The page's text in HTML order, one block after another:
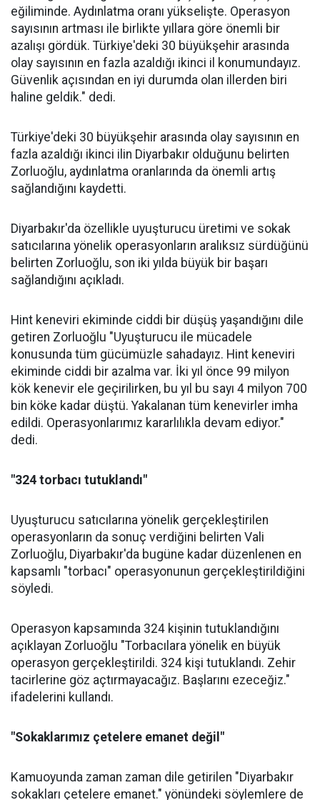
eğiliminde. Aydınlatma oranı yükselişte. Operasyon
sayısının artması ile birlikte yıllara göre önemli bir
azalışı gördük. Türkiye'deki 30 büyükşehir arasında
olay sayısının en fazla azaldığı ikinci il konumundayız.
Güvenlik açısından en iyi durumda olan illerden biri
haline geldik." dedi.
Türkiye'deki 30 büyükşehir arasında olay sayısının en
fazla azaldığı ikinci ilin Diyarbakır olduğunu belirten
Zorluoğlu, aydınlatma oranlarında da önemli artış
sağlandığını kaydetti.
Diyarbakır'da özellikle uyuşturucu üretimi ve sokak
satıcılarına yönelik operasyonların aralıksız sürdüğünü
belirten Zorluoğlu, son iki yılda büyük bir başarı
sağlandığını açıkladı.
Hint keneviri ekiminde ciddi bir düşüş yaşandığını dile
getiren Zorluoğlu "Uyuşturucu ile mücadele
konusunda tüm gücümüzle sahadayız. Hint keneviri
ekiminde ciddi bir azalma var. İki yıl önce 99 milyon
kök kenevir ele geçirilirken, bu yıl bu sayı 4 milyon 700
bin köke kadar düştü. Yakalanan tüm kenevirler imha
edildi. Operasyonlarımız kararlılıkla devam ediyor."
dedi.
"324 torbacı tutuklandı"
Uyuşturucu satıcılarına yönelik gerçekleştirilen
operasyonların da sonuç verdiğini belirten Vali
Zorluoğlu, Diyarbakır'da bugüne kadar düzenlenen en
kapsamlı "torbacı" operasyonunun gerçekleştirildiğini
söyledi.
Operasyon kapsamında 324 kişinin tutuklandığını
açıklayan Zorluoğlu "Torbacılara yönelik en büyük
operasyon gerçekleştirildi. 324 kişi tutuklandı. Zehir
tacirlerine göz açtırmayacağız. Başlarını ezeceğiz."
ifadelerini kullandı.
"Sokaklarımız çetelere emanet değil"
Kamuoyunda zaman zaman dile getirilen "Diyarbakır
sokakları çetelere emanet." yönündeki söylemlere de